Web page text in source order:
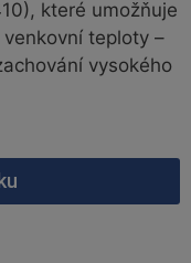
které umožňuje
teploty –
vysokého